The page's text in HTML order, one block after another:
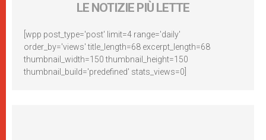
LE NOTIZIE PIÙ LETTE
[wpp post_type='post' limit=4 range='daily'
order_by='views' title_length=68 excerpt_length=68
thumbnail_width=150 thumbnail_height=150
thumbnail_build='predefined' stats_views=0]